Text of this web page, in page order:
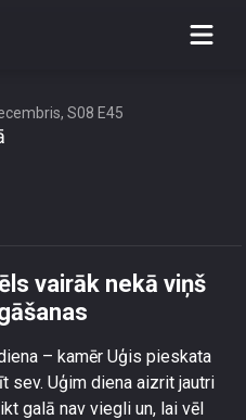
dēls vairāk nekā
S08 E45
vairāk nekā viņš
– kamēr Uģis pieskata
sev. Uģim diena aizrit jautri
galā nav viegli un, lai vēl